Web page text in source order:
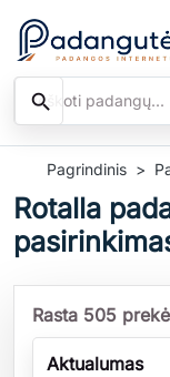
Ieškoti
search
Pagrindinis
Rotalla
Rasta 505
Aktualumas